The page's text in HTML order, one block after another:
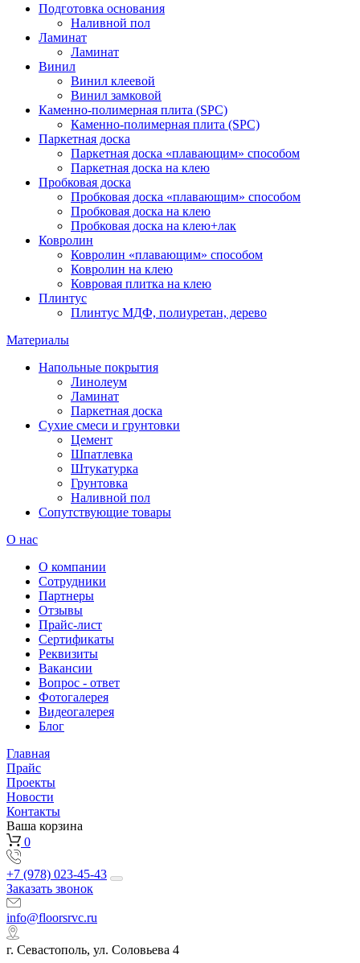
Подготовка основания
Наливной пол
Ламинат
Ламинат
Винил
Винил клеевой
Винил замковой
Каменно-полимерная плита (SPC)
Каменно-полимерная плита (SPC)
Паркетная доска
Паркетная доска «плавающим» способом
Паркетная доска на клею
Пробковая доска
Пробковая доска «плавающим» способом
Пробковая доска на клею
Пробковая доска на клею+лак
Ковролин
Ковролин «плавающим» способом
Ковролин на клею
Ковровая плитка на клею
Плинтус
Плинтус МДФ, полиуретан, дерево
Материалы
Напольные покрытия
Линолеум
Ламинат
Паркетная доска
Сухие смеси и грунтовки
Цемент
Шпатлевка
Штукатурка
Грунтовка
Наливной пол
Сопутствующие товары
О нас
О компании
Сотрудники
Партнеры
Отзывы
Прайс-лист
Сертификаты
Реквизиты
Вакансии
Вопрос - ответ
Фотогалерея
Видеогалерея
Блог
Главная
Прайс
Проекты
Новости
Контакты
Ваша корзина
0
+7 (978) 023-45-43
Заказать звонок
info@floorsrvc.ru
г. Севастополь, ул. Соловьева 4